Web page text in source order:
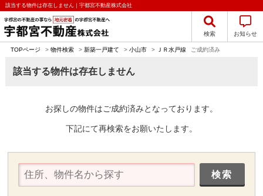
該当する物件は存在しません｜宇都宮不動産株式会社
検索 お知らせ
TOPページ > 物件検索 > 新築一戸建て > 小山市 > ＪＲ水戸線 ご成約済み
該当する物件は存在しません
お探しの物件はご成約済みとなっております。
下記にて再検索をお願いたします。